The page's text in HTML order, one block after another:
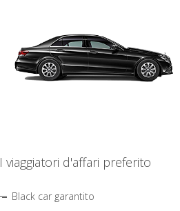
I viaggiatori d'affari preferito
Black car garantito